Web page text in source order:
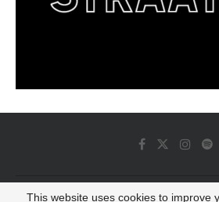
© 2022 - Luminous Dash All
This website uses cookies to improve